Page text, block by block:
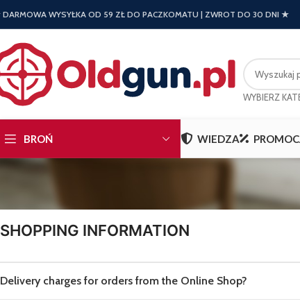
WYSYŁKA OD 59 ZŁ DO PACZKOMATU | ZWROT DO 30 DNI ★
WYBIERZ
BROŃ WIEDZA
SHOPPING INFORMATION
Delivery charges for orders from the Online Shop?